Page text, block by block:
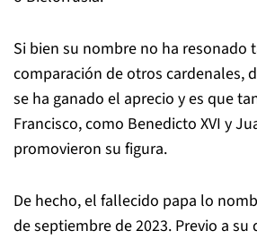
Si bien su nombre no ha resonado
comparación de otros cardenales,
se ha ganado el aprecio y es que
Francisco, como Benedicto XVI y
promovieron su figura.
De hecho, el fallecido papa lo
de septiembre de 2023. Previo a su